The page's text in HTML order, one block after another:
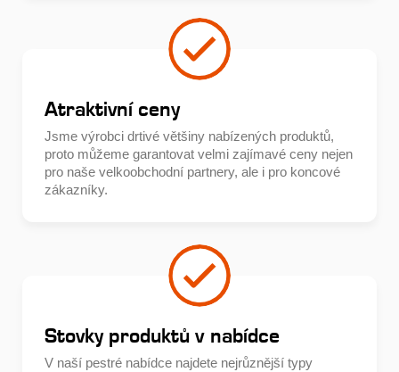
Atraktivní ceny
Jsme výrobci drtivé většiny nabízených produktů,
proto můžeme garantovat velmi zajímavé ceny nejen
pro naše velkoobchodní partnery, ale i pro koncové
zákazníky.
Stovky produktů v nabídce
V naší pestré nabídce najdete nejrůznější typy